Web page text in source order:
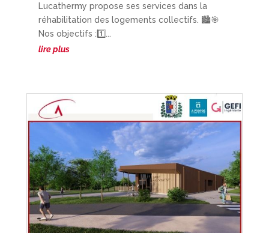
Lucathermy propose ses services dans la
réhabilitation des logements collectifs. 🏙🎯
Nos objectifs :1️⃣...
lire plus